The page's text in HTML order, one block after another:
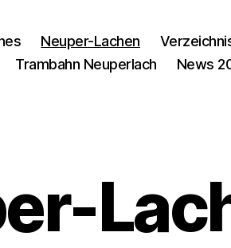
Neuper-Lachen
Trambahn Neuperlach News